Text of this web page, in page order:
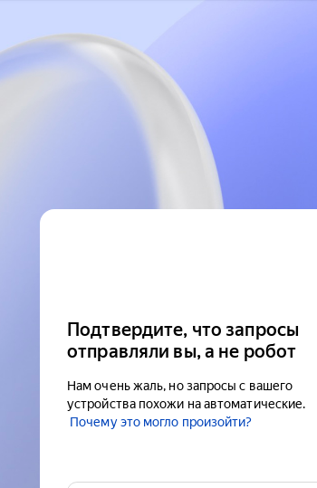
Подтвердите, что запросы
отправляли вы, а не робот
Нам очень жаль, но запросы с вашего
устройства похожи на автоматические.
Почему это могло произойти?